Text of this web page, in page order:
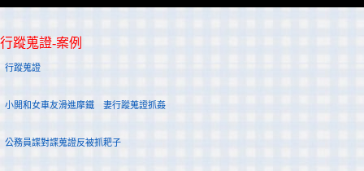
行蹤蒐證-案例
行蹤蒐證
小開和女車友滑進摩鐵 妻行蹤蒐證抓姦
公務員諜對諜蒐證反被抓耙子